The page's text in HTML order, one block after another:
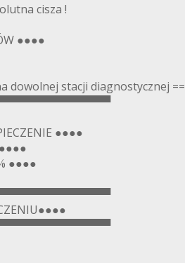
cisza !
●●●●
dowolnej stacji diagnostycznej ==
●●●●
●●●●